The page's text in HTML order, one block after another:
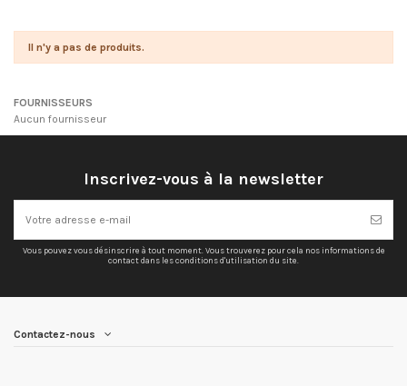
Il n'y a pas de produits.
FOURNISSEURS
Aucun fournisseur
Inscrivez-vous à la newsletter
Vous pouvez vous désinscrire à tout moment. Vous trouverez pour cela nos informations de
contact dans les conditions d'utilisation du site.
Contactez-nous